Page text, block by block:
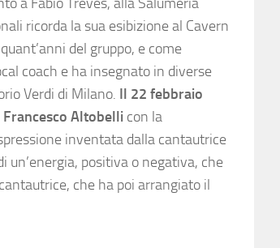
ricorda la sua esibizione al Cavern
del gruppo, e come
coach e ha insegnato in diverse
Verdi di Milano. Il 22 febbraio
Altobelli con la
inventata dalla cantautrice
un’energia, positiva o negativa, che
che ha poi arrangiato il